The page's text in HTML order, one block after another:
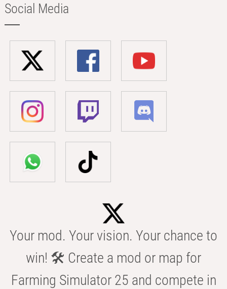
Social Media
Your mod. Your vision. Your chance to
win! 🛠️ Create a mod or map for
Farming Simulator 25 and compete in